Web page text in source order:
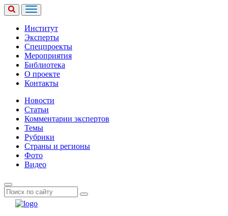
Институт
Эксперты
Спецпроекты
Мероприятия
Библиотека
О проекте
Контакты
Новости
Статьи
Комментарии экспертов
Темы
Рубрики
Страны и регионы
Фото
Видео